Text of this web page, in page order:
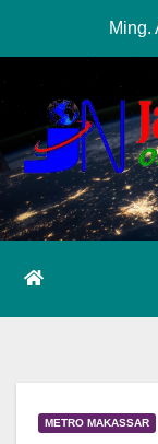
content
Ming.
METRO MAKASSAR